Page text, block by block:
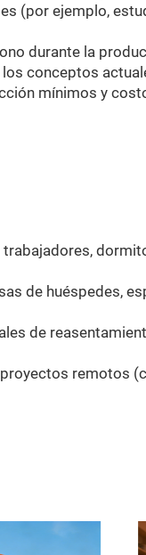
(por ejemplo,
durante la
conceptos
mínimos y
de huéspedes,
de
remotos